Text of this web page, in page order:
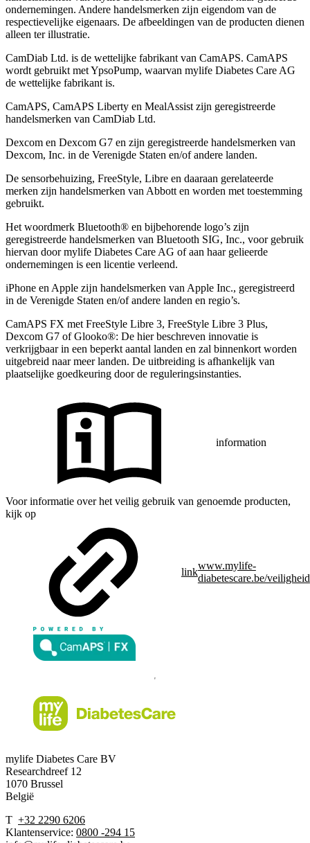
ondernemingen. Andere handelsmerken zĳn eigendom van de
respectievelĳke eigenaars. De afbeeldingen van de producten dienen
alleen ter illustratie.
CamDiab Ltd. is de wettelijke fabrikant van CamAPS. CamAPS
wordt gebruikt met YpsoPump, waarvan mylife Diabetes Care AG
de wettelijke fabrikant is.
CamAPS, CamAPS Liberty en MealAssist zijn geregistreerde
handelsmerken van CamDiab Ltd.
Dexcom en Dexcom G7 en zijn geregistreerde handelsmerken van
Dexcom, Inc. in de Verenigde Staten en/of andere landen.
De sensorbehuizing, FreeStyle, Libre en daaraan gerelateerde
merken zijn handelsmerken van Abbott en worden met toestemming
gebruikt.
Het woordmerk Bluetooth® en bijbehorende logo’s zijn
geregistreerde handelsmerken van Bluetooth SIG, Inc., voor gebruik
hiervan door mylife Diabetes Care AG of aan haar gelieerde
ondernemingen is een licentie verleend.
iPhone en Apple zĳn handelsmerken van Apple Inc., geregistreerd
in de Verenigde Staten en/of andere landen en regio’s.
CamAPS FX met FreeStyle Libre 3, FreeStyle Libre 3 Plus,
Dexcom G7 of Glooko®: De hier beschreven innovatie is
verkrijgbaar in een beperkt aantal landen en zal binnenkort worden
uitgebreid naar meer landen. De uitbreiding is afhankelijk van
plaatselijke goedkeuring door de reguleringsinstanties.
information
Voor informatie over het veilig gebruik van genoemde producten,
kijk op
link
www.mylife-
diabetescare.be/veiligheid
mylife Diabetes Care BV
Researchdreef 12
1070 Brussel
België
T +32 2290 6206
Klantenservice: 0800 -294 15